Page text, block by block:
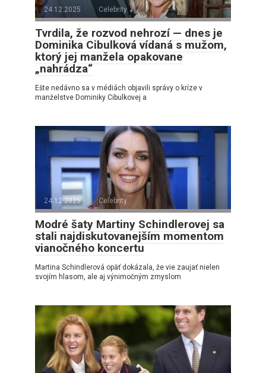
24.12.2025 Celebrity
Tvrdila, že rozvod nehrozí — dnes je
Dominika Cibulková vídaná s mužom,
ktorý jej manžela opakovane
„nahrádza“
Ešte nedávno sa v médiách objavili správy o kríze v
manželstve Dominiky Cibulkovej a
24.12.2025 Celebrity
Modré šaty Martiny Schindlerovej sa
stali najdiskutovanejším momentom
vianočného koncertu
Martina Schindlerová opäť dokázala, že vie zaujať nielen
svojím hlasom, ale aj výnimočným zmyslom